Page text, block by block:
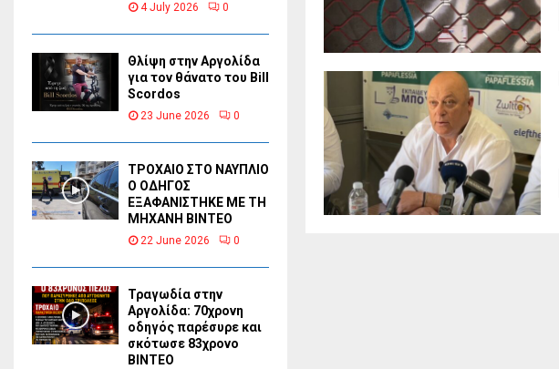
4 July 2026 0
Θλίψη στην Αργολίδα
για τον θάνατο του Bill
Scordos
23 June 2026 0
ΤΡΟΧΑΙΟ ΣΤΟ ΝΑΥΠΛΙΟ
Ο ΟΔΗΓΟΣ
ΕΞΑΦΑΝΙΣΤΗΚΕ ΜΕ ΤΗ
ΜΗΧΑΝΗ ΒΙΝΤΕΟ
22 June 2026 0
Τραγωδία στην
Αργολίδα: 70χρονη
οδηγός παρέσυρε και
σκότωσε 83χρονο
ΒΙΝΤΕΟ